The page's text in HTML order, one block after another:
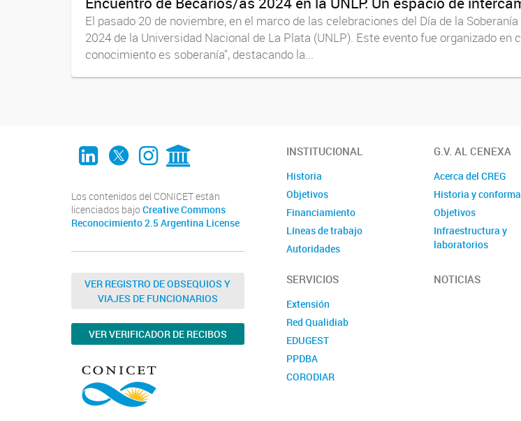
El pasado 20 de noviembre, en el marco de las celebraciones del Día de la
2024 de la Universidad Nacional de La Plata (UNLP). Este evento fue organizado
conocimiento es soberanía", destacando la...
LinkedIn
Twitter
Instagram
CONICET Digital
Los contenidos del CONICET están
licenciados bajo Creative Commons
Reconocimiento 2.5 Argentina License
VER REGISTRO DE OBSEQUIOS Y
VIAJES DE FUNCIONARIOS
VER VERIFICADOR DE RECIBOS
INSTITUCIONAL
Historia
Objetivos
Financiamiento
Líneas de trabajo
Autoridades
G.V. AL CENEXA
Acerca del CREG
Historia y
Objetivos
Infraestructura y
laboratorios
SERVICIOS
Extensión
Red Qualidiab
EDUGEST
PPDBA
CORODIAR
NOTICIAS